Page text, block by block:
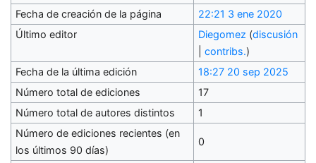
Fecha de creación de la página
22:21 3 ene 2020
Último editor
Diegomez (discusión
contribs.)
Fecha de la última edición
18:27 20 sep 2025
Número total de ediciones
17
Número total de autores distintos
1
Número de ediciones recientes (en
los últimos 90 días)
0